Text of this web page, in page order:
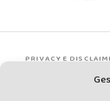
PRIVACY E